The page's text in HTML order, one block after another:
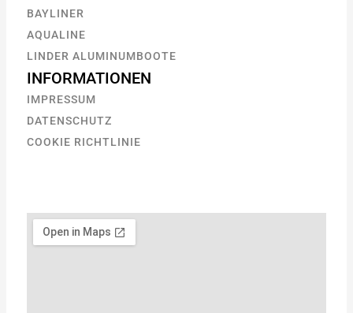
BAYLINER
AQUALINE
LINDER ALUMINUMBOOTE
INFORMATIONEN
IMPRESSUM
DATENSCHUTZ
COOKIE RICHTLINIE